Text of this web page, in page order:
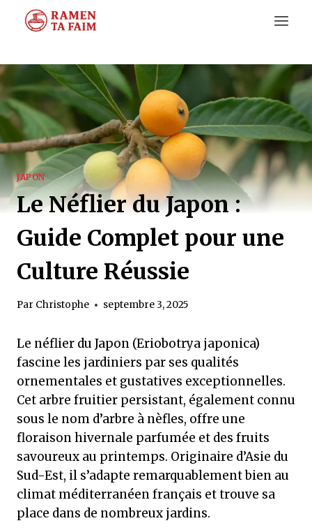
JAPON
Le Néflier du Japon :
Guide Complet pour une
Culture Réussie
Par Christophe septembre 3, 2025
Le néflier du Japon (Eriobotrya japonica)
fascine les jardiniers par ses qualités
ornementales et gustatives exceptionnelles.
Cet arbre fruitier persistant, également connu
sous le nom d’arbre à nèfles, offre une
floraison hivernale parfumée et des fruits
savoureux au printemps. Originaire d’Asie du
Sud-Est, il s’adapte remarquablement bien au
climat méditerranéen français et trouve sa
place dans de nombreux jardins.